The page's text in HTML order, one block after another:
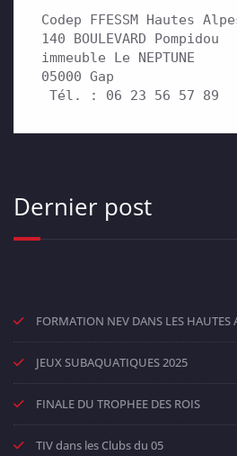
Codep FFESSM Hautes
140 BOULEVARD Pompidou
immeuble Le NEPTUNE
05000 Gap
Tél. : 06 23 56 57 89
Dernier post
FORMATION NEV DANS LES HAUTES
JEUX SUBAQUATIQUES 2025
FINALE DU TROPHEE DES ROIS
TIV dans les Clubs du 05